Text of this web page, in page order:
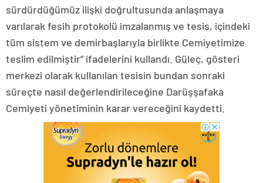
sürdürdüğümüz ilişki doğrultusunda anlaşmaya
varılarak fesih protokolü imzalanmış ve tesis, içindeki
tüm sistem ve demirbaşlarıyla birlikte Cemiyetimize
teslim edilmiştir” ifadelerini kullandı. Güleç, gösteri
merkezi olarak kullanılan tesisin bundan sonraki
süreçte nasıl değerlendirileceğine Darüşşafaka
Cemiyeti yönetiminin karar vereceğini kaydetti.